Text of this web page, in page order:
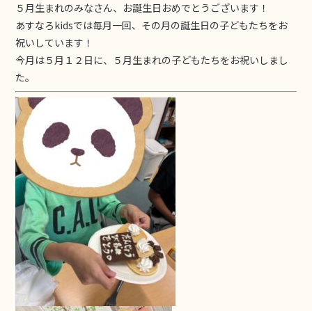
５月生まれのみなさん、お誕生日おめでとうございます！
あすなろkidsでは毎月一回、その月の誕生日の子どもたちをお
祝いしています！
今月は５月１２日に、５月生まれの子どもたちをお祝いしまし
た。